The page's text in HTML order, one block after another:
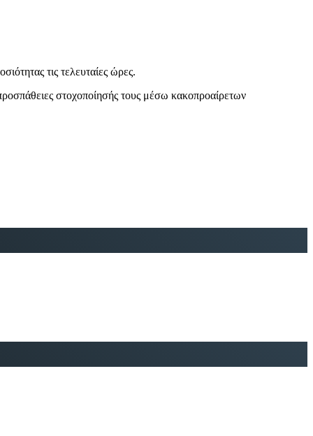
τις τελευταίες ώρες.
στοχοποίησής τους μέσω κακοπροαίρετων